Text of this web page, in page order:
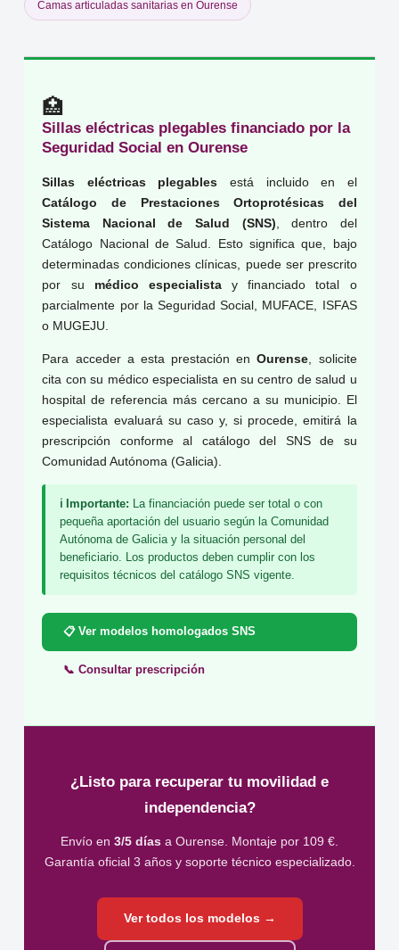
Camas articuladas sanitarias en Ourense
🏥
Sillas eléctricas plegables financiado por la
Seguridad Social en Ourense
Sillas eléctricas plegables está incluido en el
Catálogo de Prestaciones Ortoprotésicas del
Sistema Nacional de Salud (SNS) , dentro del
Catálogo Nacional de Salud. Esto significa que, bajo
determinadas condiciones clínicas, puede ser prescrito
por su médico especialistay financiado total o
parcialmente por la Seguridad Social, MUFACE, ISFAS
o MUGEJU.
Para acceder a esta prestación enOurense , solicite
cita con su médico especialista en su centro de salud u
hospital de referencia más cercano a su municipio. El
especialista evaluará su caso y, si procede, emitirá la
prescripción conforme al catálogo del SNS de su
Comunidad Autónoma (Galicia).
ℹ️ Importante: La financiación puede ser total o con
pequeña aportación del usuario según la Comunidad
Autónoma de Galicia y la situación personal del
beneficiario. Los productos deben cumplir con los
requisitos técnicos del catálogo SNS vigente.
📋 Ver modelos homologados SNS
📞 Consultar prescripción
¿Listo para recuperar tu movilidad e
independencia?
Envío en 3/5 días a Ourense. Montaje por 109 €.
Garantía oficial 3 años y soporte técnico especializado.
Ver todos los modelos →